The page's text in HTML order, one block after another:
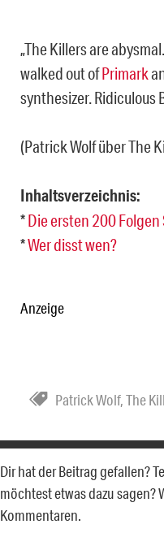
„The Killers are
walked out ofPrimark
synthesizer. Ridiculous
(Patrick Wolf über The
Inhaltsverzeichnis:
*Die ersten 200
*Wer disst wen?
Anzeige
Patrick Wolf,The
Dir hat der Beitrag gefallen?
möchtest etwas dazu sagen?
Kommentaren.